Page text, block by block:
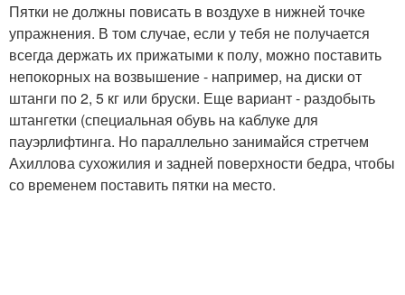
Пятки не должны повисать в воздухе в нижней точке
упражнения. В том случае, если у тебя не получается
всегда держать их прижатыми к полу, можно поставить
непокорных на возвышение - например, на диски от
штанги по 2, 5 кг или бруски. Еще вариант - раздобыть
штангетки (специальная обувь на каблуке для
пауэрлифтинга. Но параллельно занимайся стретчем
Ахиллова сухожилия и задней поверхности бедра, чтобы
со временем поставить пятки на место.